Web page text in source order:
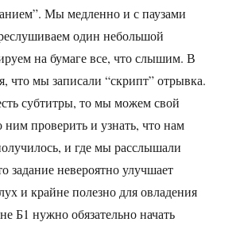
Мы медленно и с паузами
один небольшой
на бумаге все, что слышим. В
что мы записали “скрипт” отрывка.
субтитры, то мы можем свой
проверить и узнать, что нам
и где мы расслышали
задание невероятно улучшает
и крайне полезно для овладения
Б1 нужно обязательно начать